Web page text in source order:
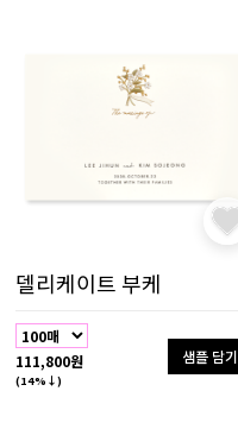
델리케이트 부케
111,800원
(14%↓)
샘플 담기